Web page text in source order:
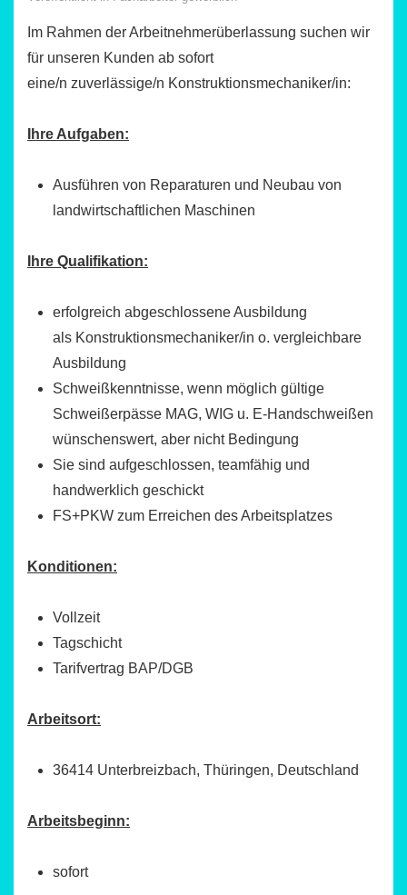
Im Rahmen der Arbeitnehmerüberlassung suchen wir
für unseren Kunden ab sofort
eine/n zuverlässige/n Konstruktionsmechaniker/in:
Ihre Aufgaben:
Ausführen von Reparaturen und Neubau von
landwirtschaftlichen Maschinen
Ihre Qualifikation:
erfolgreich abgeschlossene Ausbildung
als Konstruktionsmechaniker/in o. vergleichbare
Ausbildung
Schweißkenntnisse, wenn möglich gültige
Schweißerpässe MAG, WIG u. E-Handschweißen
wünschenswert, aber nicht Bedingung
Sie sind aufgeschlossen, teamfähig und
handwerklich geschickt
FS+PKW zum Erreichen des Arbeitsplatzes
Konditionen:
Vollzeit
Tagschicht
Tarifvertrag BAP/DGB
Arbeitsort:
36414 Unterbreizbach, Thüringen, Deutschland
Arbeitsbeginn:
sofort